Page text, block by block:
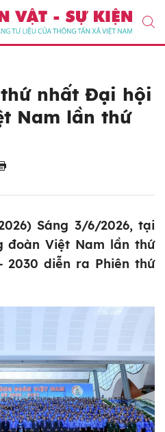
nhất Đại hội
Nam lần thứ
Sáng 3/6/2026, tại
đoàn Việt Nam lần thứ
2030 diễn ra Phiên thứ